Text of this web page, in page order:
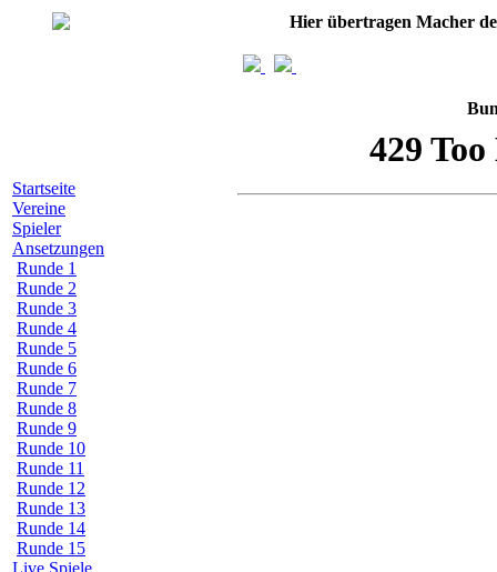
Startseite
Vereine
Spieler
Ansetzungen
Runde 1
Runde 2
Runde 3
Runde 4
Runde 5
Runde 6
Runde 7
Runde 8
Runde 9
Runde 10
Runde 11
Runde 12
Runde 13
Runde 14
Runde 15
Live Spiele
Hier übertragen Macher